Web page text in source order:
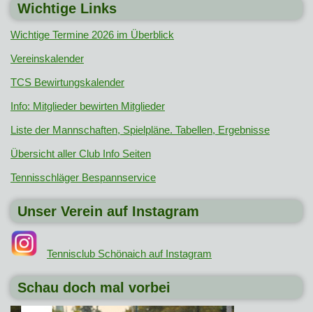
Wichtige Links
Wichtige Termine 2026 im Überblick
Vereinskalender
TCS Bewirtungskalender
Info: Mitglieder bewirten Mitglieder
Liste der Mannschaften, Spielpläne. Tabellen, Ergebnisse
Übersicht aller Club Info Seiten
Tennisschläger Bespannservice
Unser Verein auf Instagram
Tennisclub Schönaich auf Instagram
Schau doch mal vorbei